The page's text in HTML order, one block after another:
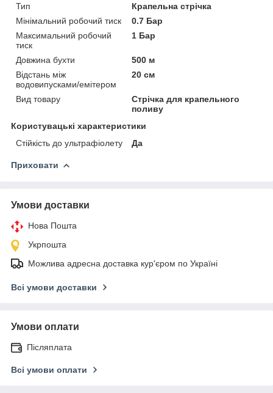
Тип
Крапельна стрічка
Мінімальний робочий тиск
0.7 Бар
Максимальний робочий
тиск
1 Бар
Довжина бухти
500 м
Відстань між
водовипусками/емітером
20 см
Вид товару
Стрічка для крапельного
поливу
Користувацькі характеристики
Стійкість до ультрафіолету
Да
Приховати
Умови доставки
Нова Пошта
Укрпошта
Можлива адресна доставка кур'єром по Україні
Всі умови доставки
Умови оплати
Післяплата
Всі умови оплати